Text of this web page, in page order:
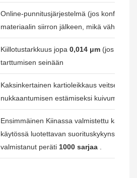
Online-punnitusjärjestelmä (jos
materiaalin siirron jälkeen, mikä
Kiillotustarkkuus jopa 0,014 μm (jos
tarttumisen seinään
Kaksinkertainen kartioleikkaus veitsellä
nukkaantumisen estämiseksi kuivumisen
Ensimmäinen Kiinassa valmistettu
käytössä luotettavan suorituskykynsä
valmistanut peräti 1000 sarjaa .